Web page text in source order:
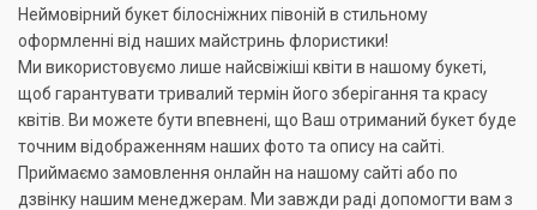
Неймовірний букет білосніжних півоній в стильному
оформленні від наших майстринь флористики!
Ми використовуємо лише найсвіжіші квіти в нашому букеті,
щоб гарантувати тривалий термін його зберігання та красу
квітів. Ви можете бути впевнені, що Ваш отриманий букет буде
точним відображенням наших фото та опису на сайті.
Приймаємо замовлення онлайн на нашому сайті або по
дзвінку нашим менеджерам. Ми завжди раді допомогти вам з